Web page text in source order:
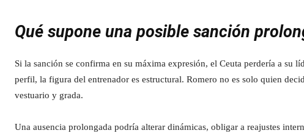
Qué supone una posible sanción
Si la sanción se confirma en su máxima expresión, el Ceuta perdería a su
perfil, la figura del entrenador es estructural. Romero no es solo quien
vestuario y grada.
Una ausencia prolongada podría alterar dinámicas, obligar a reajustes